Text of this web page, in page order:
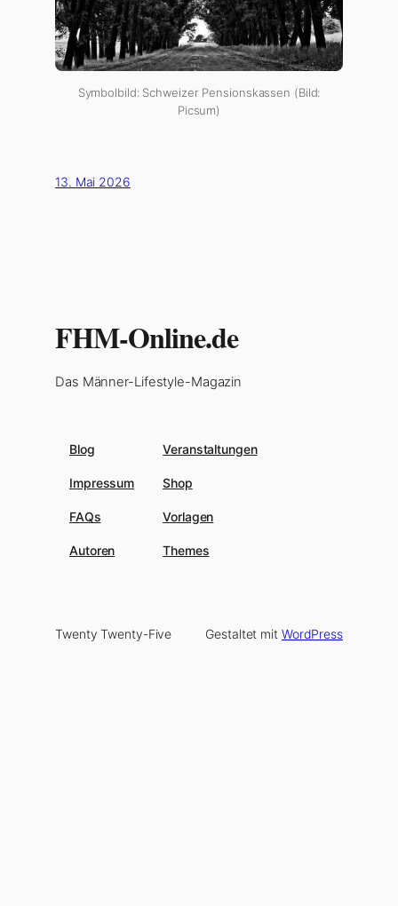
Symbolbild: Schweizer Pensionskassen (Bild:
Picsum)
13. Mai 2026
FHM-Online.de
Das Männer-Lifestyle-Magazin
Blog
Impressum
FAQs
Autoren
Veranstaltungen
Shop
Vorlagen
Themes
Twenty Twenty-Five Gestaltet mit WordPress